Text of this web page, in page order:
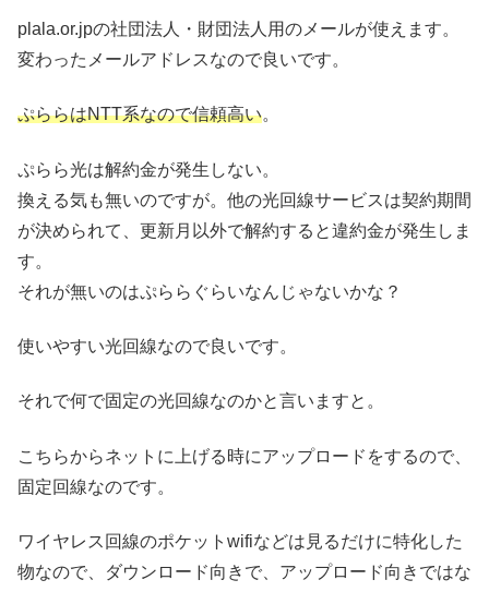
plala.or.jpの社団法人・財団法人用のメールが使えます。
変わったメールアドレスなので良いです。
ぷららはNTT系なので信頼高い。
ぷらら光は解約金が発生しない。
換える気も無いのですが。他の光回線サービスは契約期間
が決められて、更新月以外で解約すると違約金が発生しま
す。
それが無いのはぷららぐらいなんじゃないかな？
使いやすい光回線なので良いです。
それで何で固定の光回線なのかと言いますと。
こちらからネットに上げる時にアップロードをするので、
固定回線なのです。
ワイヤレス回線のポケットwifiなどは見るだけに特化した
物なので、ダウンロード向きで、アップロード向きではな